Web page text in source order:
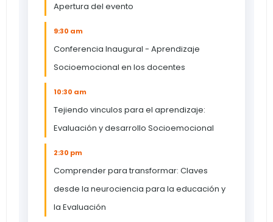
Apertura del evento
9:30 am
Conferencia Inaugural - Aprendizaje
Socioemocional en los docentes
10:30 am
Tejiendo vinculos para el aprendizaje:
Evaluación y desarrollo Socioemocional
2:30 pm
Comprender para transformar: Claves
desde la neurociencia para la educación y
la Evaluación